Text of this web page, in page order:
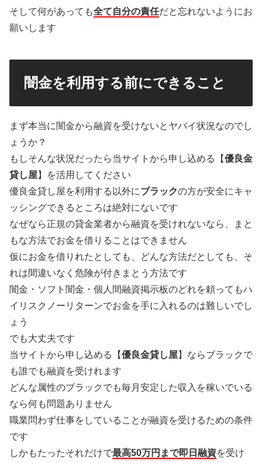
そして何があっても全て自分の責任だと忘れないようにお
願いします
闇金を利用する前にできること
まず本当に闇金から融資を受けないとヤバイ状況なのでし
ょうか？
もしそんな状況だったら当サイトから申し込める【優良金
貸し屋】を活用してください
優良金貸し屋を利用する以外にブラックの方が安全にキャ
ッシングできるところは絶対にないです
なぜなら正規の貸金業者から融資を受けれないなら、まと
もな方法でお金を借りることはできません
仮にお金を借りれたとしても、どんな方法だとしても、そ
れは間違いなく危険が付きまとう方法です
闇金・ソフト闇金・個人間融資掲示板のどれを頼ってもハ
イリスクノーリターンでお金を手に入れるのは難しいでし
ょう
でも大丈夫です
当サイトから申し込める【優良金貸し屋】ならブラックで
も誰でも融資を受けれます
どんな属性のブラックでも毎月安定した収入を稼いでいる
なら何も問題ありません
職業問わず仕事をしていることが融資を受けるための条件
です
しかもたったそれだけで最高50万円まで即日融資を受け